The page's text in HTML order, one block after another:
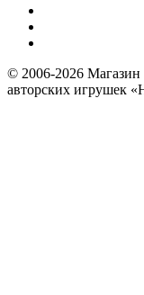
© 2006-2026 Магазин
авторских игрушек